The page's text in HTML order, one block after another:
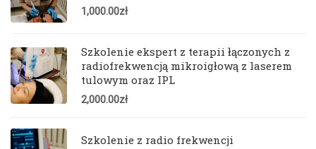
1,000.00zł
Szkolenie ekspert z terapii łączonych z
radiofrekwencją mikroigłową z laserem
tulowym oraz IPL
2,000.00zł
Szkolenie z radio frekwencji